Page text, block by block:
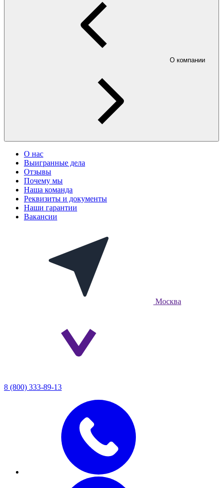
О компании
О нас
Выигранные дела
Отзывы
Почему мы
Наша команда
Реквизиты и документы
Наши гарантии
Вакансии
Москва
8 (800) 333-89-13